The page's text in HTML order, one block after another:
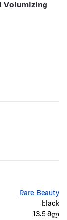
Volumizing
Rare Beauty
black
13.5 მლ